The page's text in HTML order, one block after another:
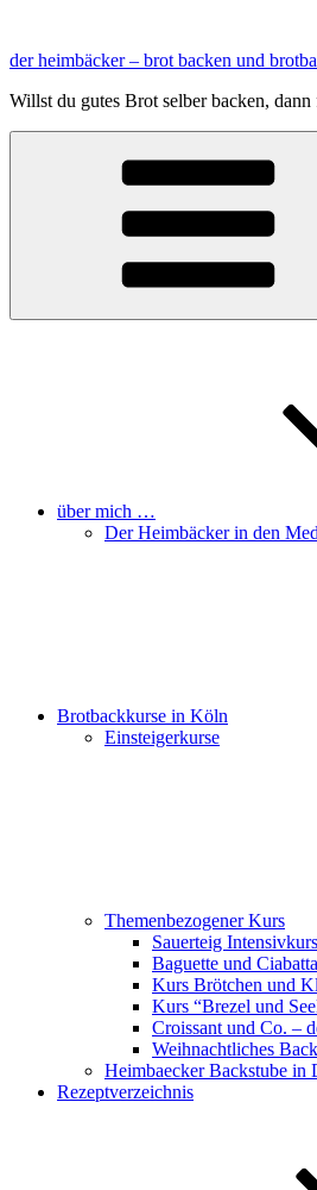
springen
der heimbäcker – brot backen und
Willst du gutes Brot selber backen,
über mich …
Der Heimbäcker in den
Brotbackkurse in Köln
Einsteigerkurse
Themenbezogener Kurs
Sauerteig Intensivkurs
Baguette und
Kurs Brötchen und
Kurs “Brezel und
Croissant und Co. –
Weihnachtliches
Heimbaecker Backstube in
Rezeptverzeichnis